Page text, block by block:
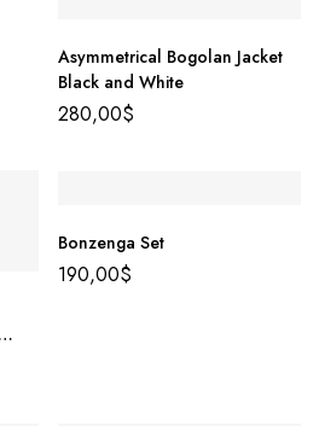
Asymmetrical Bogolan Jacket
Black and White
280,00$
Bonzenga Set
190,00$